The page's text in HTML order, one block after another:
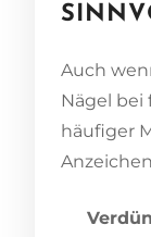
Auch
Nägel bei
häufiger